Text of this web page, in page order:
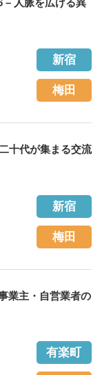
– 人脈を広げる異
新宿
梅田
十代が集まる交流
新宿
梅田
業主・自営業者の
有楽町